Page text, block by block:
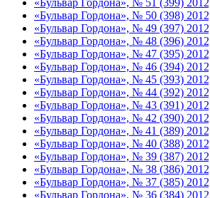
«Бульвар Гордона», № 50 (398)
«Бульвар Гордона», № 49 (397)
«Бульвар Гордона», № 48 (396)
«Бульвар Гордона», № 47 (395)
«Бульвар Гордона», № 46 (394)
«Бульвар Гордона», № 45 (393)
«Бульвар Гордона», № 44 (392)
«Бульвар Гордона», № 43 (391)
«Бульвар Гордона», № 42 (390)
«Бульвар Гордона», № 41 (389)
«Бульвар Гордона», № 40 (388)
«Бульвар Гордона», № 39 (387)
«Бульвар Гордона», № 38 (386)
«Бульвар Гордона», № 37 (385)
«Бульвар Гордона», № 36 (384)